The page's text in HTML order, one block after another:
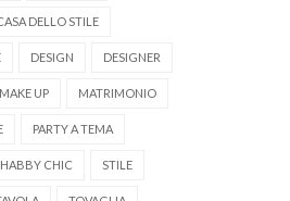
DELLO STILE
DESIGN DESIGNER
MAKE UP MATRIMONIO
PARTY A TEMA
CHIC STILE